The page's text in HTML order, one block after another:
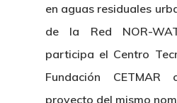
en aguas residuales
de la Red NOR-
participa el Centro
Fundación
proyecto del mismo